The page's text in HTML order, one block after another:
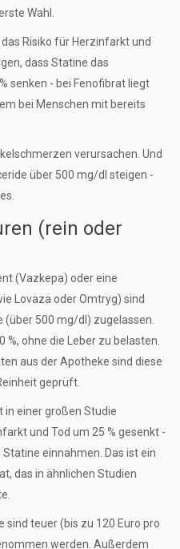
Wahl.
Risiko für Herzinfarkt und
dass Statine das
senken - bei Fenofibrat liegt
bei Menschen mit bereits
verursachen. Und
über 500 mg/dl steigen -
(rein oder
(Vazkepa) oder eine
Lovaza oder Omtryg) sind
(über 500 mg/dl) zugelassen.
%, ohne die Leber zu belasten.
aus der Apotheke sind diese
geprüft.
in einer großen Studie
und Tod um 25 % gesenkt -
einnahmen. Das ist ein
das in ähnlichen Studien
sind teuer (bis zu 120 Euro pro
werden. Außerdem